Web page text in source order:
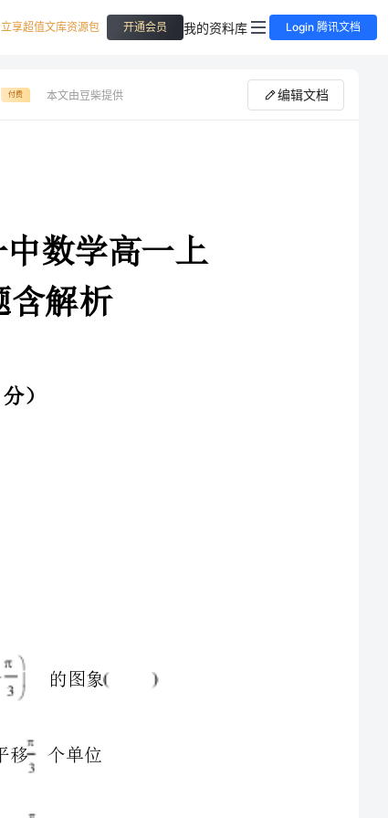
立享超值文库资源包 开通会员 我的资料库 Login 腾讯文档
付费 本文由豆柴提供 编辑文档